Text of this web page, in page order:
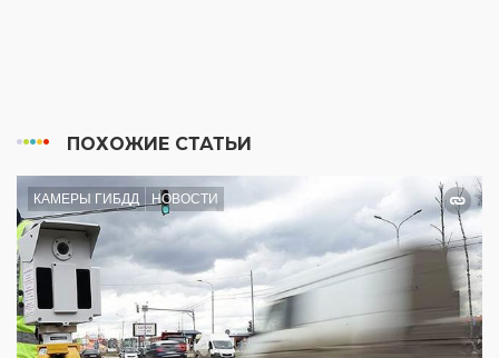
ПОХОЖИЕ СТАТЬИ
КАМЕРЫ ГИБДД НОВОСТИ